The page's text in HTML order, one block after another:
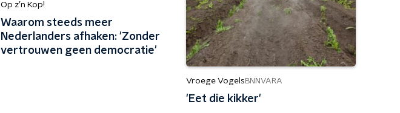
Op z’n Kop!
Waarom steeds meer
Nederlanders afhaken: 'Zonder
vertrouwen geen democratie'
Vroege Vogels BNNVARA
'Eet die kikker'